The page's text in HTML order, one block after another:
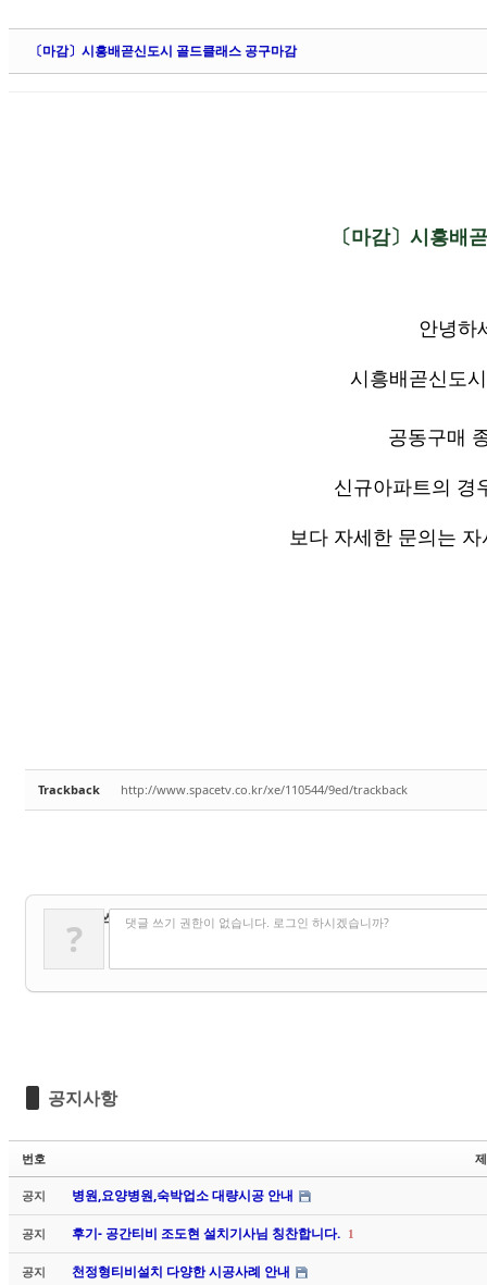
〔마감〕시흥배곧신도시 골드클래스 공구마감
〔마감〕시흥배
안녕하
시흥배곧신도
공동구매
신규아파트의 경
보다 자세한 문의는
Trackback http://www.spacetv.co.kr/xe/110544/9ed/trackback
댓글 쓰기
? 댓글 쓰기 권한이 없습니다. 로그인 하시겠습니까?
공지사항
번호
공지 병원,요양병원,숙박업소 대량시공 안내
공지 후기- 공간티비 조도현 설치기사님 칭찬합니다. 1
공지 천정형티비설치 다양한 시공사례 안내
Sketchbook5, 스케치북5
Sketchbook5, 스케치북5
Sketchbook5, 스케치북5
Sketchbook5, 스케치북5